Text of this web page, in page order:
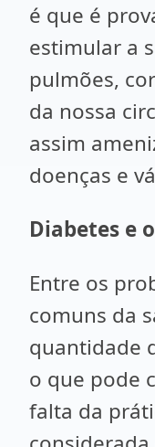
é que é
estimular a
pulmões,
da nossa
assim
doenças e
Diabetes e
Entre os
comuns da
quantidade
o que pode
falta da